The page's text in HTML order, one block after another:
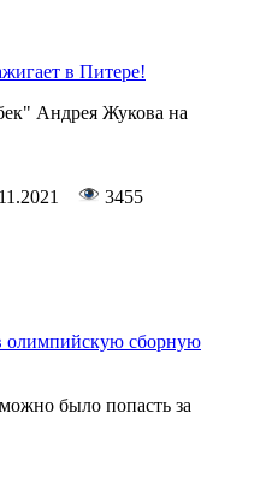
в Питере!
Андрея Жукова на
3455
олимпийскую сборную
было попасть за